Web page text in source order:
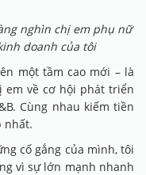
nghìn chị em phụ nữ
doanh của tôi
một tầm cao mới – là
em về cơ hội phát triển
Cùng nhau kiếm tiền
nhất.
cố gắng của mình, tôi
vì sự lớn mạnh nhanh